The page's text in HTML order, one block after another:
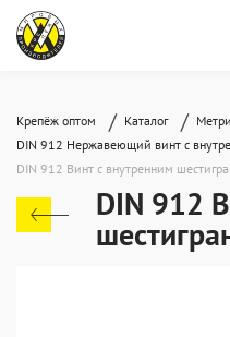
Крепёж оптом / Каталог /
DIN 912 Нержавеющий винт с
DIN 912 Винт с внутренним
DIN 912